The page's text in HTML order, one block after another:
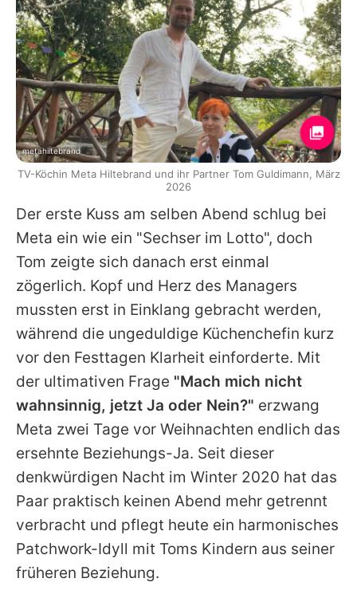
Der erste Kuss am selben Abend schlug bei
Meta ein wie ein "Sechser im Lotto", doch
Tom zeigte sich danach erst einmal
zögerlich. Kopf und Herz des Managers
mussten erst in Einklang gebracht werden,
während die ungeduldige Küchenchefin kurz
vor den Festtagen Klarheit einforderte. Mit
der ultimativen Frage "Mach mich nicht
wahnsinnig, jetzt Ja oder Nein?" erzwang
Meta zwei Tage vor Weihnachten endlich das
ersehnte Beziehungs-Ja. Seit dieser
denkwürdigen Nacht im Winter 2020 hat das
Paar praktisch keinen Abend mehr getrennt
verbracht und pflegt heute ein harmonisches
Patchwork-Idyll mit Toms Kindern aus seiner
früheren Beziehung.
metahiltebrand
TV-Köchin Meta Hiltebrand und ihr Partner Tom Guldimann, März
2026